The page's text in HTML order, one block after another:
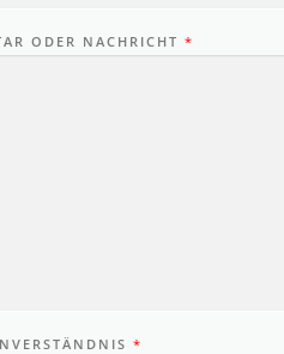
ODER NACHRICHT *
*